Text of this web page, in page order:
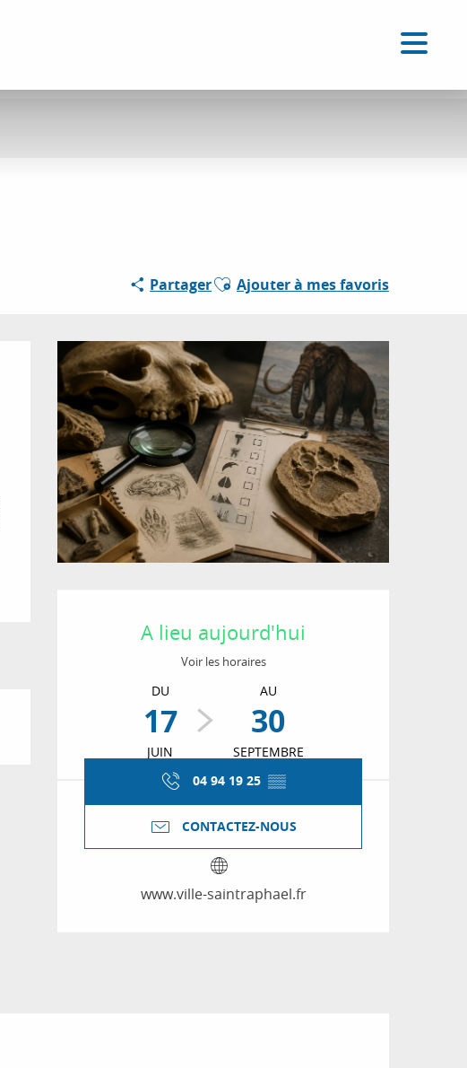
PartagerAjouter aux favoris
Ajouter à mes favoris
Ouverture et
A lieu aujourd'hui
Voir les horaires
DU
17
JUIN
AU
30
SEPTEMBRE
04 94 19 25 ▒▒
CONTACTEZ-NOUS
www.ville-saintraphael.fr